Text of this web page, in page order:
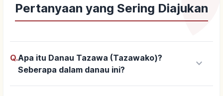
Pertanyaan yang Sering Diajukan
Q.Apa itu Danau Tazawa (Tazawako)?
Seberapa dalam danau ini?
keyboard_arrow_down